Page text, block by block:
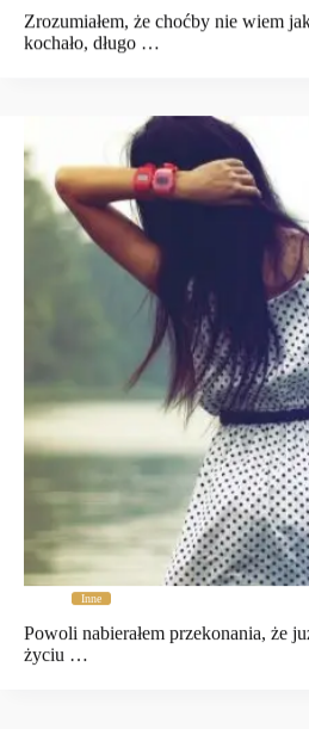
Zrozumiałem, że choćby nie wiem
kochało, długo …
Inne
Powoli nabierałem przekonania, że
życiu …